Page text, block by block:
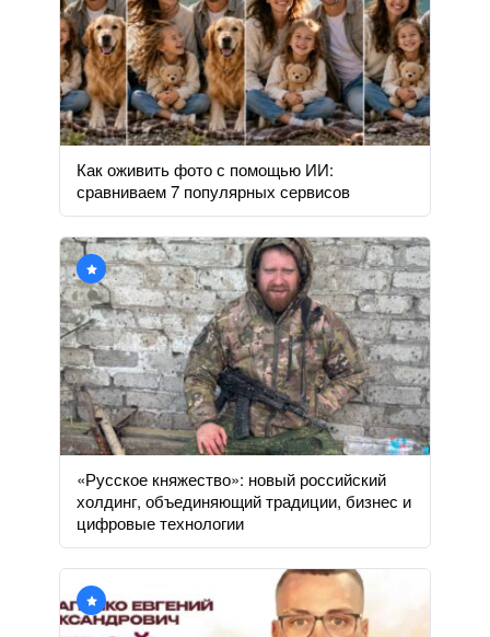
Как оживить фото с помощью ИИ:
сравниваем 7 популярных сервисов
«Русское княжество»: новый российский
холдинг, объединяющий традиции, бизнес и
цифровые технологии